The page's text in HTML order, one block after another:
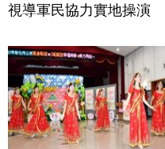
視導軍民協力實地操演